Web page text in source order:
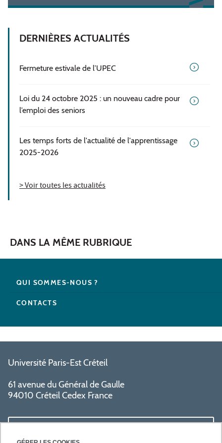
DERNIÈRES ACTUALITÉS
Fermeture estivale de l’UPEC
Loi du 24 octobre 2025 : un nouveau cadre pour
l’emploi des seniors
Les temps forts de l'actualité de l'apprentissage
2025-2026
> Voir toutes les actualités
DANS LA MÊME RUBRIQUE
QUI SOMMES-NOUS ?
CONTACTS
Université Paris-Est Créteil
61 avenue du Général de Gaulle
94010 Créteil Cedex France